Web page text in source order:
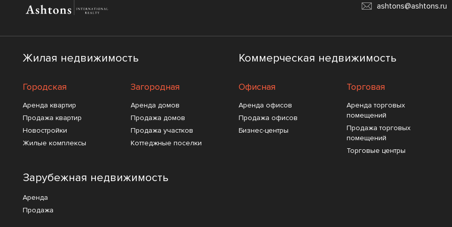
ashtons@ashtons.ru
Жилая недвижимость
Городская
Аренда квартир
Продажа квартир
Новостройки
Жилые комплексы
Загородная
Аренда домов
Продажа домов
Продажа участков
Коттеджные поселки
Коммерческая недвижимость
Офисная
Аренда офисов
Продажа офисов
Бизнес-центры
Торговая
Аренда торговых
помещений
Продажа торговых
помещений
Торговые центры
Зарубежная недвижимость
Аренда
Продажа